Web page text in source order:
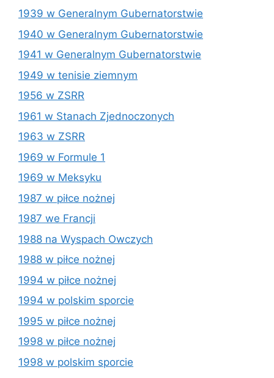
1939 w Generalnym Gubernatorstwie
1940 w Generalnym Gubernatorstwie
1941 w Generalnym Gubernatorstwie
1949 w tenisie ziemnym
1956 w ZSRR
1961 w Stanach Zjednoczonych
1963 w ZSRR
1969 w Formule 1
1969 w Meksyku
1987 w piłce nożnej
1987 we Francji
1988 na Wyspach Owczych
1988 w piłce nożnej
1994 w piłce nożnej
1994 w polskim sporcie
1995 w piłce nożnej
1998 w piłce nożnej
1998 w polskim sporcie